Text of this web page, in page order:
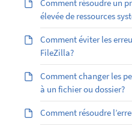
Comment résoudre un
élevée de ressources
Comment éviter les
FileZilla?
Comment changer les
à un fichier ou dossier?
Comment résoudre